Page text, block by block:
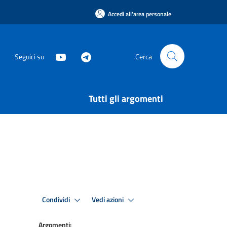
Accedi all'area personale
Seguici su Cerca
Tutti gli argomenti
Condividi Vedi azioni
Argomenti: